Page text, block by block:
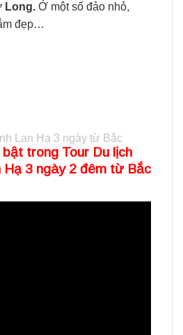
Long. Ở một số đảo nhỏ,
đẹp…
trong Tour Du lịch
Hạ 3 ngày 2 đêm từ Bắc